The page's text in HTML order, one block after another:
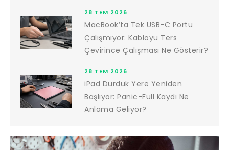
28 TEM 2026
MacBook’ta Tek USB-C Portu
Çalışmıyor: Kabloyu Ters
Çevirince Çalışması Ne Gösterir?
28 TEM 2026
iPad Durduk Yere Yeniden
Başlıyor: Panic-Full Kaydı Ne
Anlama Geliyor?